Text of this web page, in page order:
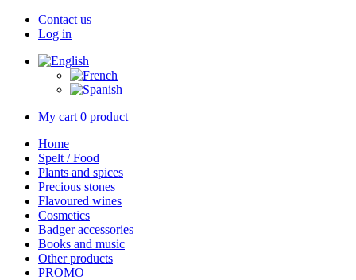
Contact us
Log in
My cart 0 product
Home
Spelt / Food
Plants and spices
Precious stones
Flavoured wines
Cosmetics
Badger accessories
Books and music
Other products
PROMO